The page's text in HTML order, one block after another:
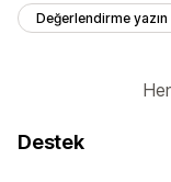
Değerlendirme yazın
Destek